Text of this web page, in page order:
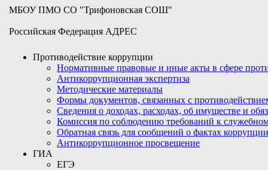
МБОУ ПМО СО "Трифоновская СОШ"
Российская Федерация АДРЕС
Противодействие коррупции
Нормативные правовые и иные акты в сфере
Антикоррупционная экспертиза
Методические материалы
Формы документов, связанных с
Сведения о доходах, расходах, об имуществе и
Комиссия по соблюдению требований к
Обратная связь для сообщений о фактах коррупции
Антикоррупционное просвещение
ГИА
ЕГЭ